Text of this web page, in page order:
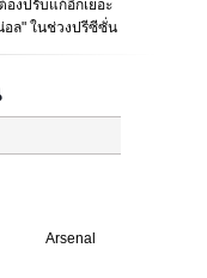
งปรับแก้อีกเยอะ
อล" ในช่วงปรีซีซั่น